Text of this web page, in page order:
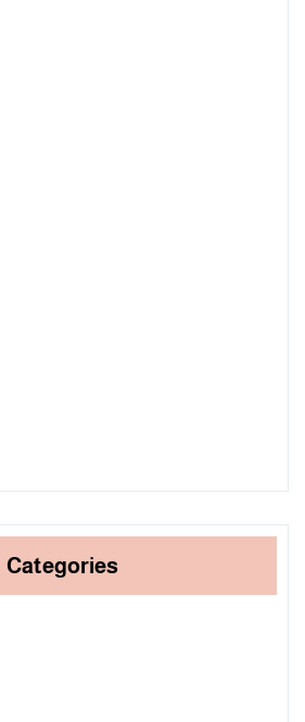
Categories